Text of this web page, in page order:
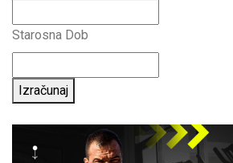
Starosna Dob
Izračunaj